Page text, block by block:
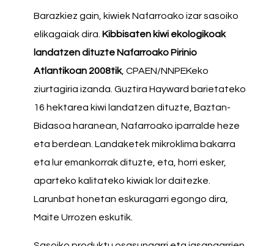
Barazkiez gain, kiwiek Nafarroako izar sasoiko
elikagaiak dira. Kibbisaten kiwi ekologikoak
landatzen dituzte Nafarroako Pirinio
Atlantikoan 2008tik, CPAEN/NNPEKeko
ziurtagiria izanda. Guztira Hayward barietateko
16 hektarea kiwi landatzen dituzte, Baztan-
Bidasoa haranean, Nafarroako iparralde heze
eta berdean. Landaketek mikroklima bakarra
eta lur emankorrak dituzte, eta, horri esker,
aparteko kalitateko kiwiak lor daitezke.
Larunbat honetan eskuragarri egongo dira,
Maite Urrozen eskutik.